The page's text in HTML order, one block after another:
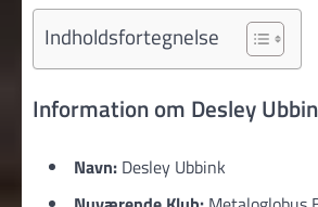
Indholdsfortegnelse
Information om Desley
Navn: Desley Ubbink